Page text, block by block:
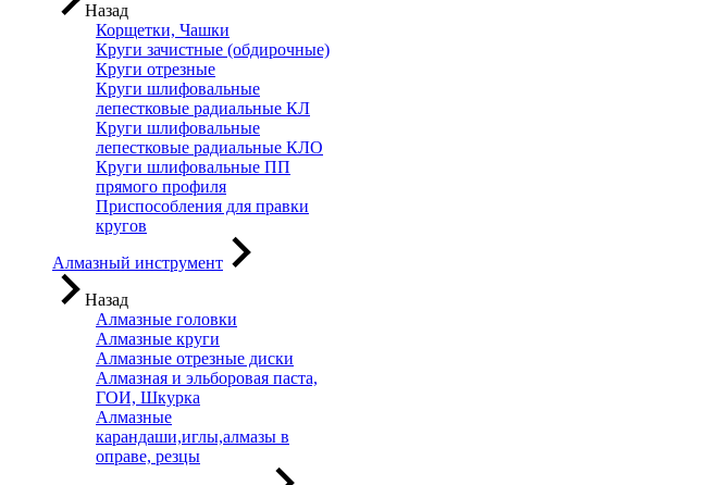
Назад
Корщетки, Чашки
Круги зачистные (обдирочные)
Круги отрезные
Круги шлифовальные
лепестковые радиальные КЛ
Круги шлифовальные
лепестковые радиальные КЛО
Круги шлифовальные ПП
прямого профиля
Приспособления для правки
кругов
Алмазный инструмент
Назад
Алмазные головки
Алмазные круги
Алмазные отрезные диски
Алмазная и эльборовая паста,
ГОИ, Шкурка
Алмазные
карандаши,иглы,алмазы в
оправе, резцы